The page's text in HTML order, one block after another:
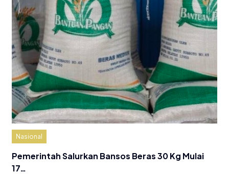
Nasional
Pemerintah Salurkan Bansos Beras 30 Kg Mulai
17…